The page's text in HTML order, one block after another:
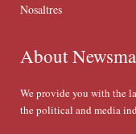
Nosaltres
About
We provide you with the
the political and media